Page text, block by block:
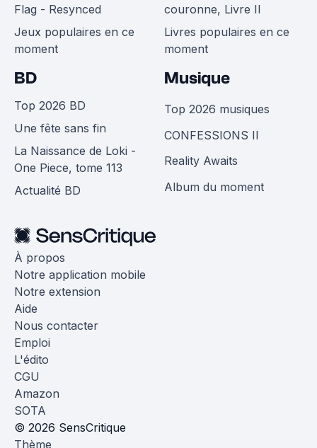
Flag - Resynced
Jeux populaires en ce
moment
couronne, Livre II
Livres populaires en ce
moment
BD
Top 2026 BD
Une fête sans fin
La Naissance de Loki -
One Piece, tome 113
Actualité BD
Musique
Top 2026 musiques
CONFESSIONS II
Reality Awaits
Album du moment
À propos
Notre application mobile
Notre extension
Aide
Nous contacter
Emploi
L'édito
CGU
Amazon
SOTA
© 2026 SensCritique
Thème